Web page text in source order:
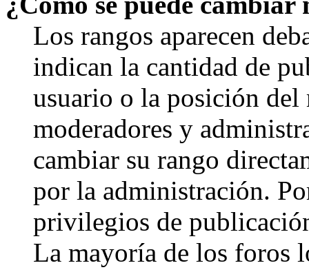
Los rangos aparecen
indican la cantidad de
usuario o la posición
moderadores y
cambiar su rango
por la administración.
privilegios de
La mayoría de los foros